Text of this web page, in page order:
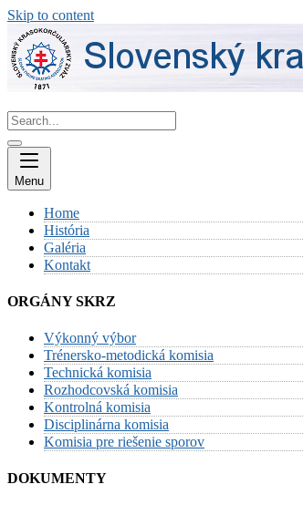
Skip to content
Menu
Home
História
Galéria
Kontakt
ORGÁNY SKRZ
Výkonný výbor
Trénersko-metodická komisia
Technická komisia
Rozhodcovská komisia
Kontrolná komisia
Disciplinárna komisia
Komisia pre riešenie sporov
DOKUMENTY